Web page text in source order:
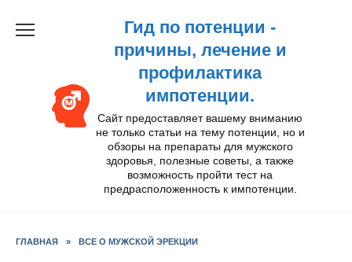
Гид по потенции -
причины, лечение и
профилактика
импотенции.
Сайт предоставляет вашему вниманию
не только статьи на тему потенции, но и
обзоры на препараты для мужского
здоровья, полезные советы, а также
возможность пройти тест на
предрасположенность к импотенции.
ГЛАВНАЯ » ВСЕ О МУЖСКОЙ ЭРЕКЦИИ